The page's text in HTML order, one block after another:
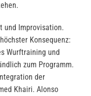
und Improvisation.
Konsequenz:
Wurftraining und
zum Programm.
der
Khairi. Alonso